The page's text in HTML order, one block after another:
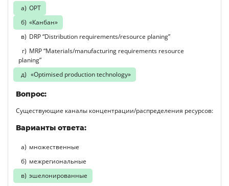
ОРТ
«Канбан»
DRP “Distribution requirements/resource planing”
MRP “Materials/manufacturing requirements resource
planing”
«Optimised production technology»
Вопрос:
Существующие каналы концентрации/распределения ресурсов:
Варианты ответа:
множественные
межрегиональные
эшелонированные